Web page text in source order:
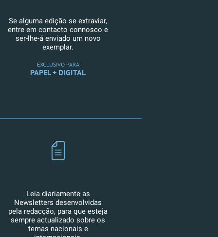
Se alguma edição se extraviar,
entre em contacto connosco e
ser-lhe-á enviado um novo
exemplar.
EXCLUSIVO PARA
PAPEL + DIGITAL
Leia diariamente as
Newsletters desenvolvidas
pela redacção, para que esteja
sempre actualizado sobre os
temas nacionais e